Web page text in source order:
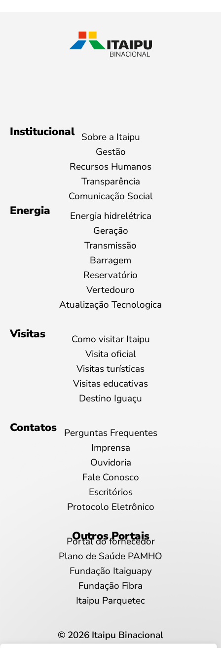
Institucional Sobre a Itaipu
Gestão
Recursos Humanos
Transparência
Comunicação Social
Energia
Energia hidrelétrica
Geração
Transmissão
Barragem
Reservatório
Vertedouro
Atualização Tecnologica
Visitas
Como visitar Itaipu
Visita oficial
Visitas turísticas
Visitas educativas
Destino Iguaçu
Contatos
Perguntas Frequentes
Imprensa
Ouvidoria
Fale Conosco
Escritórios
Protocolo Eletrônico
Outros Portais
Portal do fornecedor
Plano de Saúde PAMHO
Fundação Itaiguapy
Fundação Fibra
Itaipu Parquetec
© 2026 Itaipu Binacional